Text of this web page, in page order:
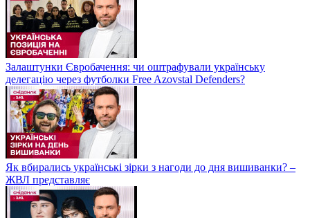
Залаштунки Євробачення: чи оштрафували українську
делегацію через футболки Free Azovstal Defenders?
Як вбирались українські зірки з нагоди до дня вишиванки? –
ЖВЛ представляє